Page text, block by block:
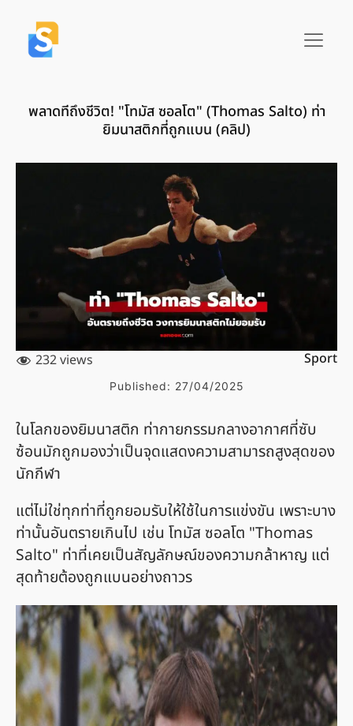
พลาดทีถึงชีวิต! "โทมัส ซอลโต" (Thomas Salto) ท่า
ยิมนาสติกที่ถูกแบน (คลิป)
232 views Sport
Published: 27/04/2025
ในโลกของยิมนาสติก ท่ากายกรรมกลางอากาศที่ซับ
ซ้อนมักถูกมองว่าเป็นจุดแสดงความสามารถสูงสุดของ
นักกีฬา
แต่ไม่ใช่ทุกท่าที่ถูกยอมรับให้ใช้ในการแข่งขัน เพราะบาง
ท่านั้นอันตรายเกินไป เช่น โทมัส ซอลโต "Thomas
Salto" ท่าที่เคยเป็นสัญลักษณ์ของความกล้าหาญ แต่
สุดท้ายต้องถูกแบนอย่างถาวร